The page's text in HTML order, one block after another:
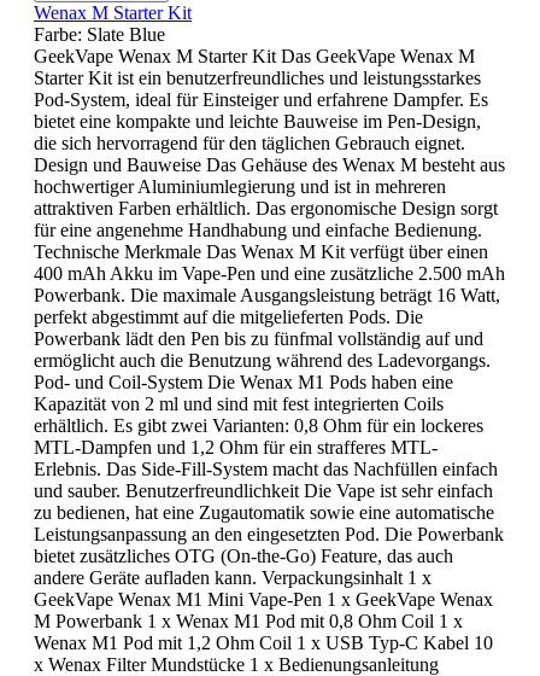
Wenax M Starter Kit
Farbe: Slate Blue
GeekVape Wenax M Starter Kit Das GeekVape Wenax M
Starter Kit ist ein benutzerfreundliches und leistungsstarkes
Pod-System, ideal für Einsteiger und erfahrene Dampfer. Es
bietet eine kompakte und leichte Bauweise im Pen-Design,
die sich hervorragend für den täglichen Gebrauch eignet.
Design und Bauweise Das Gehäuse des Wenax M besteht aus
hochwertiger Aluminiumlegierung und ist in mehreren
attraktiven Farben erhältlich. Das ergonomische Design sorgt
für eine angenehme Handhabung und einfache Bedienung.
Technische Merkmale Das Wenax M Kit verfügt über einen
400 mAh Akku im Vape-Pen und eine zusätzliche 2.500 mAh
Powerbank. Die maximale Ausgangsleistung beträgt 16 Watt,
perfekt abgestimmt auf die mitgelieferten Pods. Die
Powerbank lädt den Pen bis zu fünfmal vollständig auf und
ermöglicht auch die Benutzung während des Ladevorgangs.
Pod- und Coil-System Die Wenax M1 Pods haben eine
Kapazität von 2 ml und sind mit fest integrierten Coils
erhältlich. Es gibt zwei Varianten: 0,8 Ohm für ein lockeres
MTL-Dampfen und 1,2 Ohm für ein strafferes MTL-
Erlebnis. Das Side-Fill-System macht das Nachfüllen einfach
und sauber. Benutzerfreundlichkeit Die Vape ist sehr einfach
zu bedienen, hat eine Zugautomatik sowie eine automatische
Leistungsanpassung an den eingesetzten Pod. Die Powerbank
bietet zusätzliches OTG (On-the-Go) Feature, das auch
andere Geräte aufladen kann. Verpackungsinhalt 1 x
GeekVape Wenax M1 Mini Vape-Pen 1 x GeekVape Wenax
M Powerbank 1 x Wenax M1 Pod mit 0,8 Ohm Coil 1 x
Wenax M1 Pod mit 1,2 Ohm Coil 1 x USB Typ-C Kabel 10
x Wenax Filter Mundstücke 1 x Bedienungsanleitung